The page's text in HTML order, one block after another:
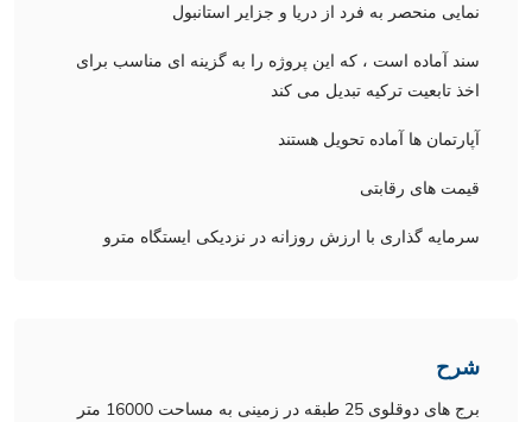
نمایی منحصر به فرد از دریا و جزایر استانبول
سند آماده است ، که این پروژه را به گزینه ای مناسب برای
اخذ تابعیت ترکیه تبدیل می کند
آپارتمان ها آماده تحویل هستند
قیمت های رقابتی
سرمایه گذاری با ارزش روزانه در نزدیکی ایستگاه مترو
شرح
برج های دوقلوی 25 طبقه در زمینی به مساحت 16000 متر